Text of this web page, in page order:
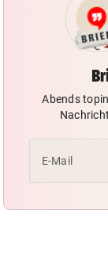
Abends
E-Mail